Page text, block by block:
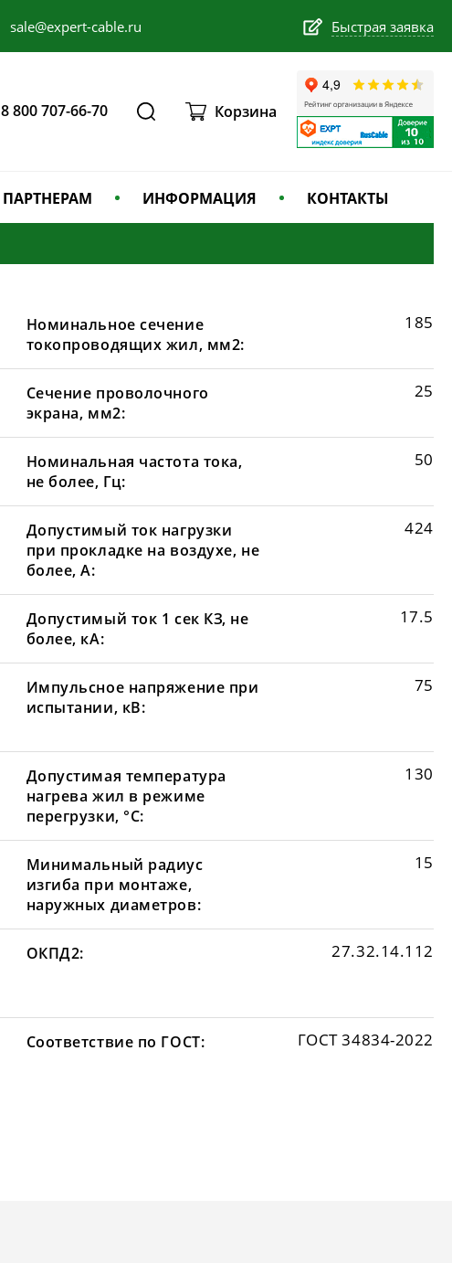
sale@expert-cable.ru Быстрая заявка
8 800 707-66-70 Корзина
ПАРТНЕРАМ ИНФОРМАЦИЯ КОНТАКТЫ
Номинальное сечение
токопроводящих жил, мм2:
185
Сечение проволочного
экрана, мм2:
25
Номинальная частота тока,
не более, Гц:
50
Допустимый ток нагрузки
при прокладке на воздухе, не
более, А:
424
Допустимый ток 1 сек КЗ, не
более, кА:
17.5
Импульсное напряжение при
испытании, кВ:
75
Допустимая температура
нагрева жил в режиме
перегрузки, °С:
130
Минимальный радиус
изгиба при монтаже,
наружных диаметров:
15
ОКПД2: 27.32.14.112
Соответствие по ГОСТ: ГОСТ 34834-2022